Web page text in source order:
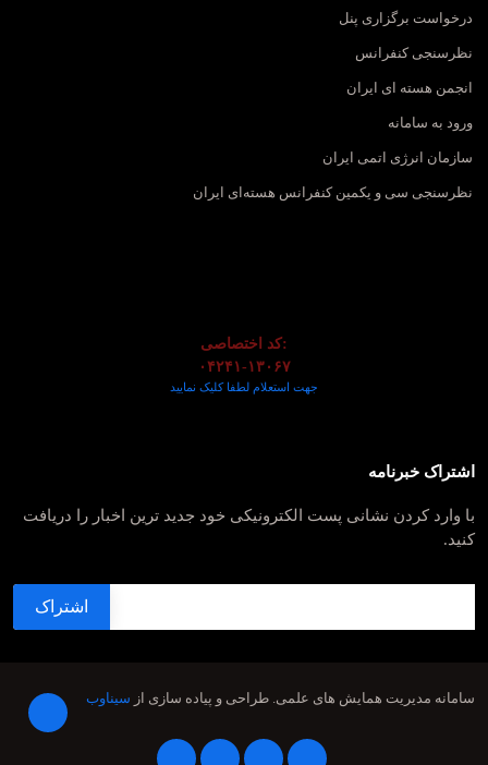
درخواست برگزاری پنل
نظرسنجی کنفرانس
انجمن هسته ای ایران
ورود به سامانه
سازمان انرژی اتمی ایران
نظرسنجی سی و یکمین کنفرانس هسته‌ای ایران
کد اختصاصی:
۰۴۲۴۱-۱۳۰۶۷
جهت استعلام لطفا کلیک نمایید
اشتراک خبرنامه
با وارد کردن نشانی پست الکترونیکی خود جدید ترین اخبار را دریافت
کنید.
سامانه مدیریت همایش های علمی. طراحی و پیاده سازی از سیناوب